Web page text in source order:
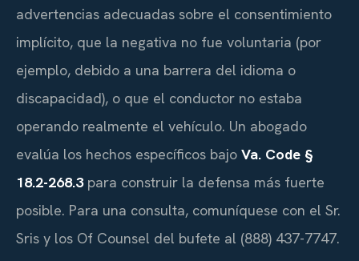
advertencias adecuadas sobre el consentimiento
implícito, que la negativa no fue voluntaria (por
ejemplo, debido a una barrera del idioma o
discapacidad), o que el conductor no estaba
operando realmente el vehículo. Un abogado
evalúa los hechos específicos bajo Va. Code §
18.2-268.3para construir la defensa más fuerte
posible. Para una consulta, comuníquese con el Sr.
Sris y los Of Counsel del bufete al (888) 437-7747.